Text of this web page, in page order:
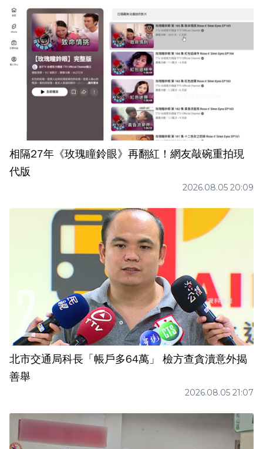
相隔27年《玫瑰瞳鈴眼》再翻紅！網友敲碗重拍現
代版
2026.08.05 20:09
北市交通局科長「帳戶多64萬」 檢方查貪瀆意外揭
善舉
2026.08.05 21:07